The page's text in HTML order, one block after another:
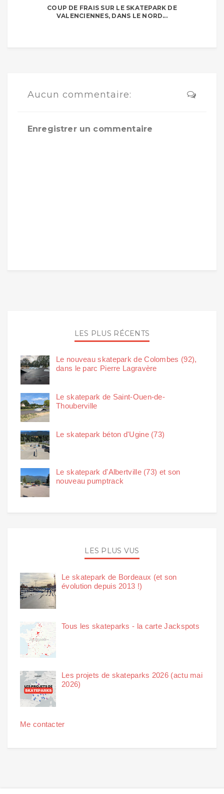
COUP DE FRAIS SUR LE SKATEPARK DE
VALENCIENNES, DANS LE NORD...
Aucun commentaire:
Enregistrer un commentaire
LES PLUS RÉCENTS
Le nouveau skatepark de Colombes (92),
dans le parc Pierre Lagravère
Le skatepark de Saint-Ouen-de-
Thouberville
Le skatepark béton d'Ugine (73)
Le skatepark d'Albertville (73) et son
nouveau pumptrack
LES PLUS VUS
Le skatepark de Bordeaux (et son
évolution depuis 2013 !)
Tous les skateparks - la carte Jackspots
Les projets de skateparks 2026 (actu mai
2026)
Me contacter